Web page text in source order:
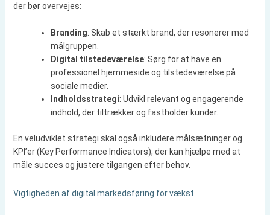
der bør overvejes:
Branding: Skab et stærkt brand, der resonerer med
målgruppen.
Digital tilstedeværelse: Sørg for at have en
professionel hjemmeside og tilstedeværelse på
sociale medier.
Indholdsstrategi: Udvikl relevant og engagerende
indhold, der tiltrækker og fastholder kunder.
En veludviklet strategi skal også inkludere målsætninger og
KPI’er (Key Performance Indicators), der kan hjælpe med at
måle succes og justere tilgangen efter behov.
Vigtigheden af digital markedsføring for vækst